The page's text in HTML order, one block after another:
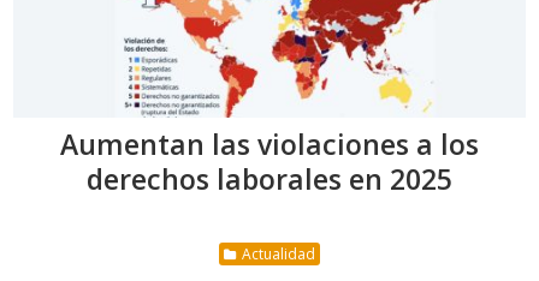
Aumentan las violaciones a los
derechos laborales en 2025
Actualidad